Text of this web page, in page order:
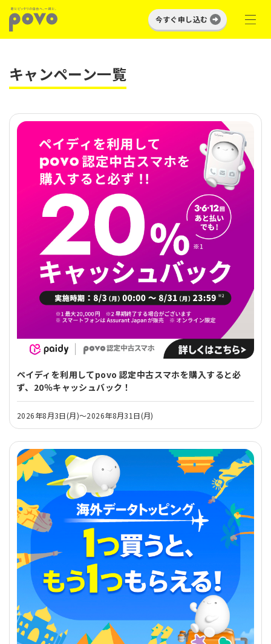
今すぐ申し込む
キャンペーン一覧
ペイディを利用してpovo 認定中古スマホを購入すると必
ず、20％キャッシュバック！
2026年8月3日(月)～2026年8月31日(月)